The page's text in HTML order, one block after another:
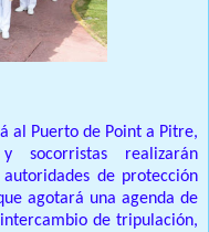
al Puerto de Point a Pitre,
socorristas realizarán
de protección
agotará una agenda de
de tripulación,